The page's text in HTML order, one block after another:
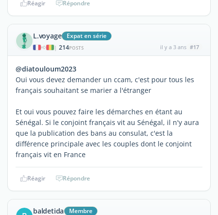
Réagir Répondre
L.voyage Expat en série
| 214POSTS il y a 3 ans #17
@diatouloum2023
Oui vous devez demander un ccam, c'est pour tous les
français souhaitant se marier a l'étranger
Et oui vous pouvez faire les démarches en étant au
Sénégal. Si le conjoint français vit au Sénégal, il n'y aura
que la publication des bans au consulat, c'est la
différence principale avec les couples dont le conjoint
français vit en France
Réagir Répondre
baldetida Membre